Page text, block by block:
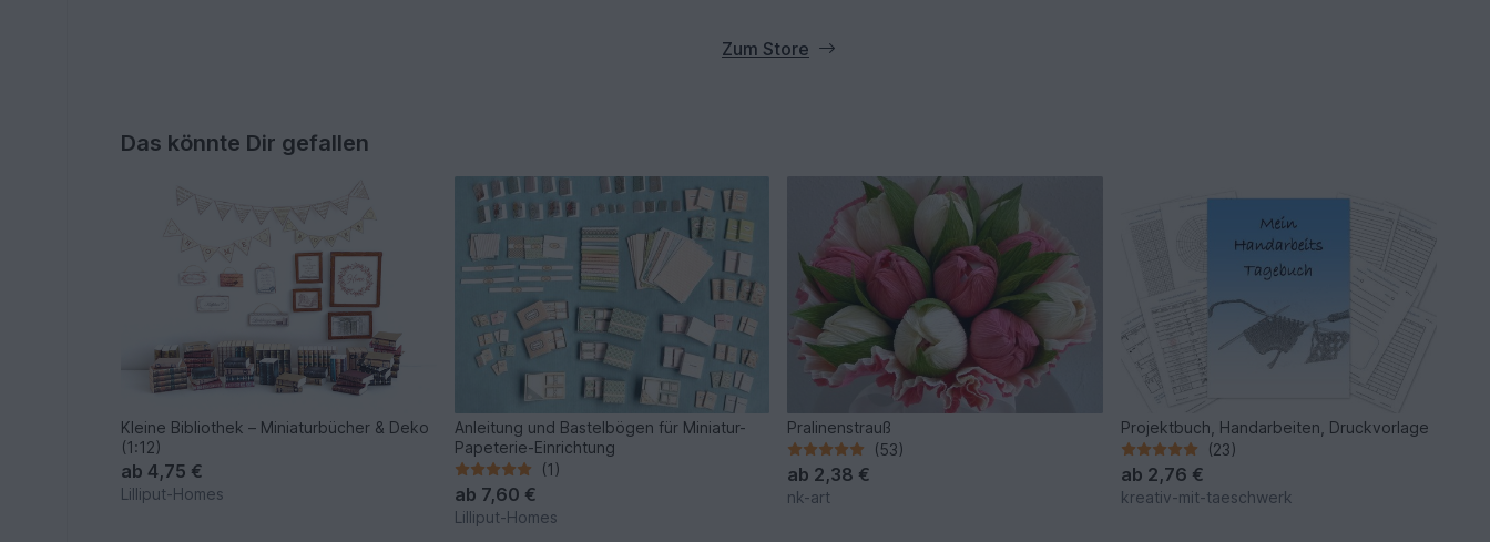
Zum Store
Das könnte Dir gefallen
Kleine Bibliothek – Miniaturbücher & Deko
(1:12)
ab4,75 €
Lilliput-Homes
Anleitung und Bastelbögen für Miniatur-
Papeterie-Einrichtung
(1)
ab 7,60 €
Lilliput-Homes
Pralinenstrauß
(53)
ab 2,38 €
nk-art
Projektbuch, Handarbeiten, Druckvorlage
(23)
ab 2,76 €
kreativ-mit-taeschwerk